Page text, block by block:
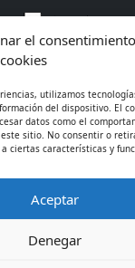
el consentimiento
utilizamos
del dispositivo. El
datos como el
sitio. No consentir o
ciertas características y
Aceptar
Denegar
cursos de